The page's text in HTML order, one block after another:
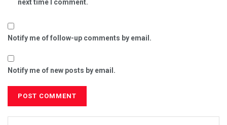
next time I comment.
Notify me of follow-up comments by email.
Notify me of new posts by email.